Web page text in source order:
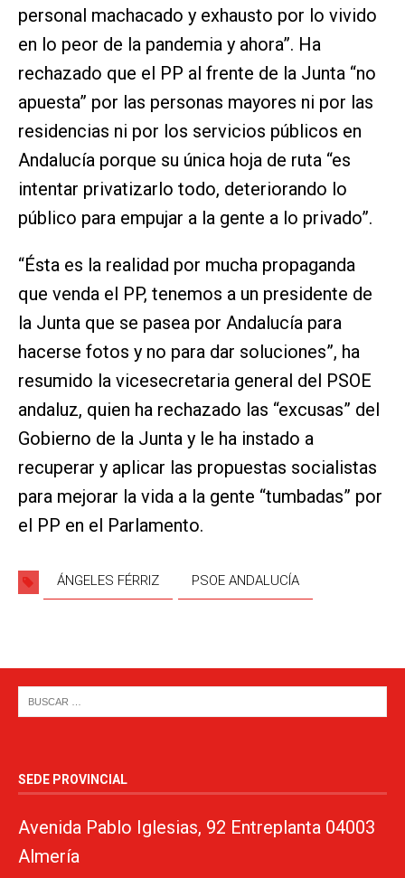
personal machacado y exhausto por lo vivido
en lo peor de la pandemia y ahora”. Ha
rechazado que el PP al frente de la Junta “no
apuesta” por las personas mayores ni por las
residencias ni por los servicios públicos en
Andalucía porque su única hoja de ruta “es
intentar privatizarlo todo, deteriorando lo
público para empujar a la gente a lo privado”.
“Ésta es la realidad por mucha propaganda
que venda el PP, tenemos a un presidente de
la Junta que se pasea por Andalucía para
hacerse fotos y no para dar soluciones”, ha
resumido la vicesecretaria general del PSOE
andaluz, quien ha rechazado las “excusas” del
Gobierno de la Junta y le ha instado a
recuperar y aplicar las propuestas socialistas
para mejorar la vida a la gente “tumbadas” por
el PP en el Parlamento.
ÁNGELES FÉRRIZ PSOE ANDALUCÍA
SEDE PROVINCIAL
Avenida Pablo Iglesias, 92 Entreplanta 04003
Almería